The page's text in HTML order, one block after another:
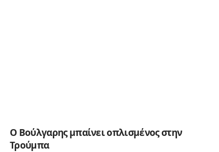
Ο Βούλγαρης μπαίνει οπλισμένος στην
Τρούμπα